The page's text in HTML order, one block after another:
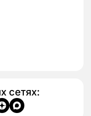
сетях: